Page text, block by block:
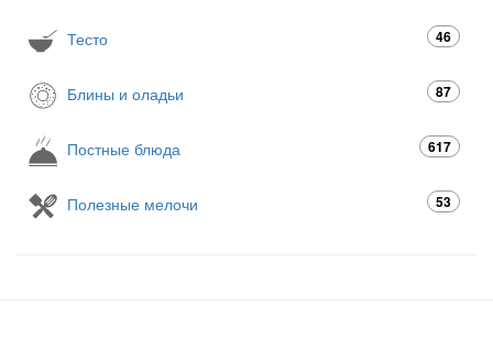
Тесто 46
Блины и оладьи 87
Постные блюда 617
Полезные мелочи 53